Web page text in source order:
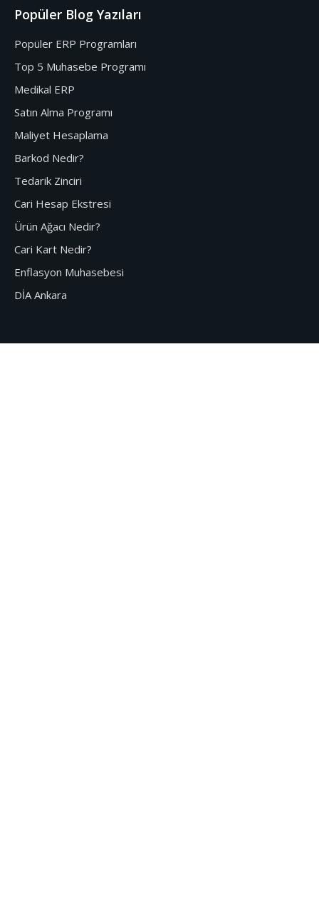
Popüler Blog Yazıları
Popüler ERP Programları
Top 5 Muhasebe Programı
Medikal ERP
Satın Alma Programı
Maliyet Hesaplama
Barkod Nedir?
Tedarik Zinciri
Cari Hesap Ekstresi
Ürün Ağacı Nedir?
Cari Kart Nedir?
Enflasyon Muhasebesi
DİA Ankara